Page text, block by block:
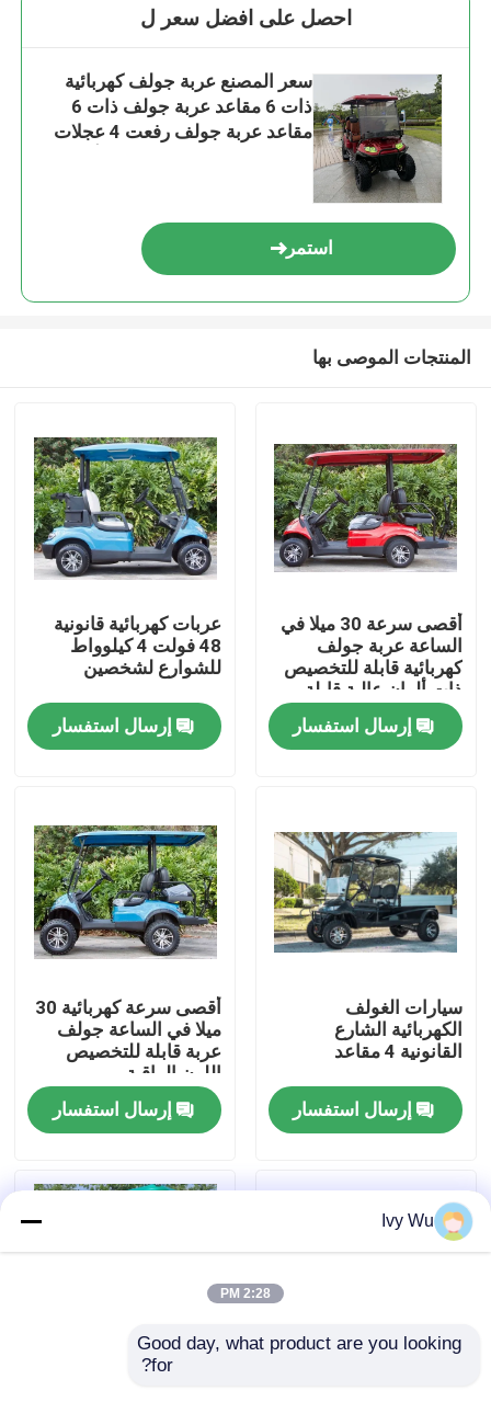
منتجات
معلومات عنا
مراقبة الجودة
اتصل بنا
مرايا جانبية لعربة الجولف
احصل على افضل سعر ل
سعر المصنع عربة جولف كهربائية
ذات 6 مقاعد عربة جولف ذات 6
مقاعد عربة جولف رفعت 4 عجلات
استمر
المنتجات الموصى بها
أقصى سرعة 30 ميلا في
الساعة عربة جولف
كهربائية قابلة للتخصيص
ذات ألوان عالية قابلة
للترقية
إرسال استفسار
عربات كهربائية قانونية
48 فولت 4 كيلوواط
للشوارع لشخصين
إرسال استفسار
سيارات الغولف
الكهربائية الشارع
القانونية 4 مقاعد
إرسال استفسار
أقصى سرعة كهربائية 30
ميلا في الساعة جولف
عربة قابلة للتخصيص
اللون الراقية
إرسال استفسار
Ivy Wu
2:28 PM
Good day, what product are you looking
for?